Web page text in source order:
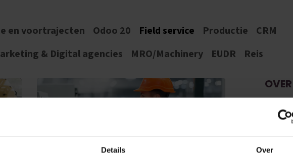
Details Over
en voortrajecten Odoo 20 Field service Productie
CRM
& Digital agencies MRO/Machinery EUDR Reis
Het